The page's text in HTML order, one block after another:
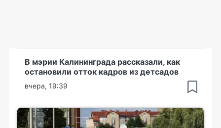
В мэрии Калининграда рассказали, как
остановили отток кадров из детсадов
вчера, 19:39